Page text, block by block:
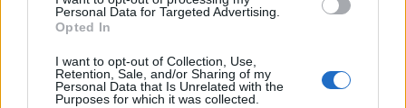
Personal Data for Targeted Advertising.
Opted In
I want to opt-out of Collection, Use,
Retention, Sale, and/or Sharing of my
Personal Data that Is Unrelated with the
Purposes for which it was collected.
en a 3,51 Km del punto 2
Palafollsen a 5,13 Km del punto 3
Torderaen a 5,89 Km del punto 5
Santa Susannaen a 6,76 Km del punto 6
Pineda De Maren a 9,13 Km del punto 7